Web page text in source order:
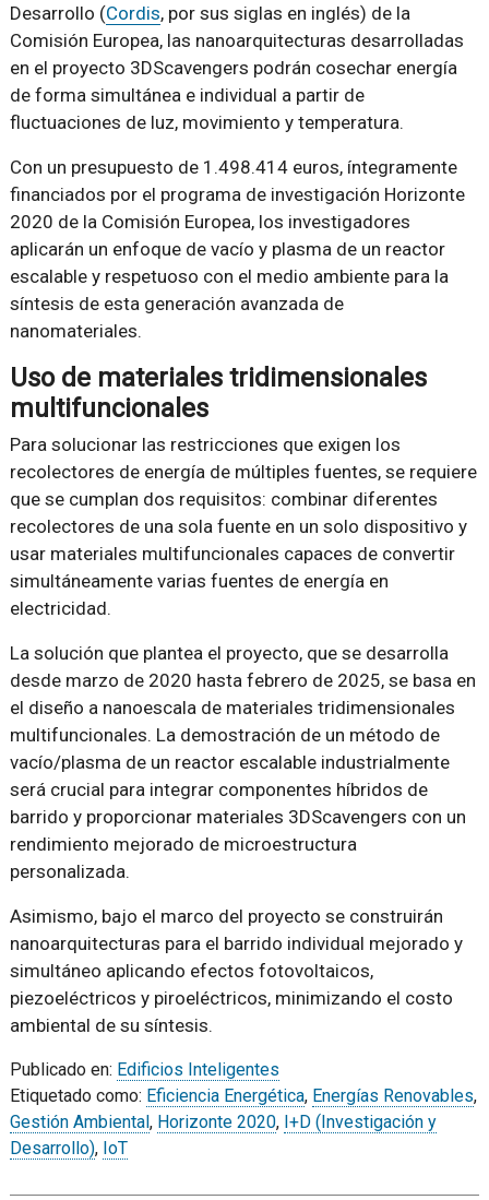
Desarrollo (Cordis, por sus siglas en inglés) de la
Comisión Europea, las nanoarquitecturas desarrolladas
en el proyecto 3DScavengers podrán cosechar energía
de forma simultánea e individual a partir de
fluctuaciones de luz, movimiento y temperatura.
Con un presupuesto de 1.498.414 euros, íntegramente
financiados por el programa de investigación Horizonte
2020 de la Comisión Europea, los investigadores
aplicarán un enfoque de vacío y plasma de un reactor
escalable y respetuoso con el medio ambiente para la
síntesis de esta generación avanzada de
nanomateriales.
Uso de materiales tridimensionales
multifuncionales
Para solucionar las restricciones que exigen los
recolectores de energía de múltiples fuentes, se requiere
que se cumplan dos requisitos: combinar diferentes
recolectores de una sola fuente en un solo dispositivo y
usar materiales multifuncionales capaces de convertir
simultáneamente varias fuentes de energía en
electricidad.
La solución que plantea el proyecto, que se desarrolla
desde marzo de 2020 hasta febrero de 2025, se basa en
el diseño a nanoescala de materiales tridimensionales
multifuncionales. La demostración de un método de
vacío/plasma de un reactor escalable industrialmente
será crucial para integrar componentes híbridos de
barrido y proporcionar materiales 3DScavengers con un
rendimiento mejorado de microestructura
personalizada.
Asimismo, bajo el marco del proyecto se construirán
nanoarquitecturas para el barrido individual mejorado y
simultáneo aplicando efectos fotovoltaicos,
piezoeléctricos y piroeléctricos, minimizando el costo
ambiental de su síntesis.
Publicado en: Edificios Inteligentes
Etiquetado como: Eficiencia Energética, Energías Renovables,
Gestión Ambiental, Horizonte 2020, I+D (Investigación y
Desarrollo), IoT